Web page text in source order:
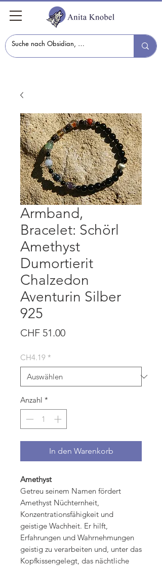
Armband,
Bracelet: Schörl
Amethyst
Dumortierit
Chalzedon
Aventurin Silber
925
CHF 51.00Preis
CH4.19 *
Anzahl *
In den Warenkorb
Amethyst
Getreu seinem Namen fördert
Amethyst Nüchternheit,
Konzentrationsfähigkeit und
geistige Wachheit. Er hilft,
Erfahrungen und Wahrnehmungen
geistig zu verarbeiten und, unter das
Kopfkissengelegt, das nächtliche